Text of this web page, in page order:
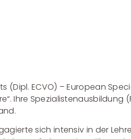
ECVO) – European
Ihre Spezialistenausbildung
sich intensiv in der